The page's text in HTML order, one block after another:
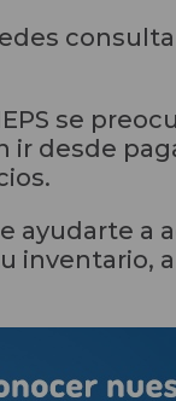
se
ir desde
ayudarte a
inventario,